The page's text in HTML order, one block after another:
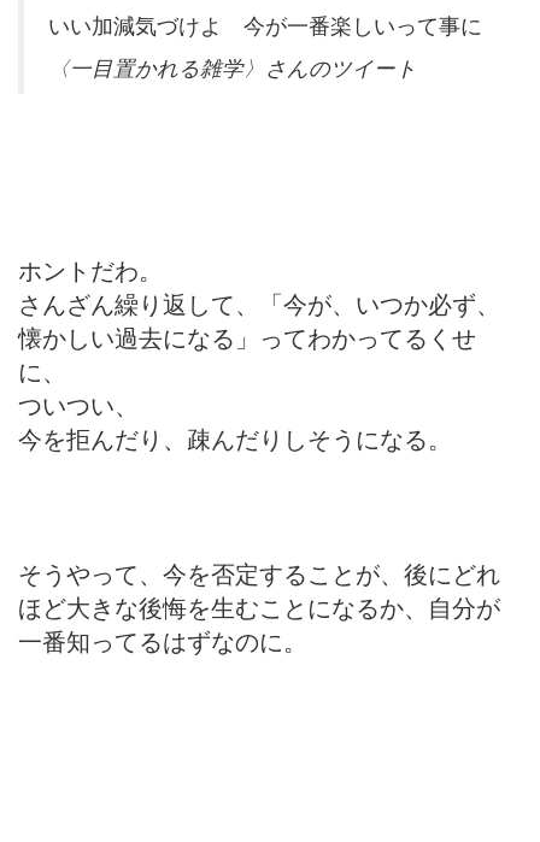
いい加減気づけよ 今が一番楽しいって事に
〈一目置かれる雑学〉さんのツイート
ホントだわ。
さんざん繰り返して、「今が、いつか必ず、
懐かしい過去になる」ってわかってるくせ
に、
ついつい、
今を拒んだり、疎んだりしそうになる。
そうやって、今を否定することが、後にどれ
ほど大きな後悔を生むことになるか、自分が
一番知ってるはずなのに。